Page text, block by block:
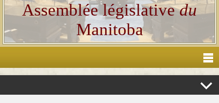
Assemblée législativedu
Manitoba